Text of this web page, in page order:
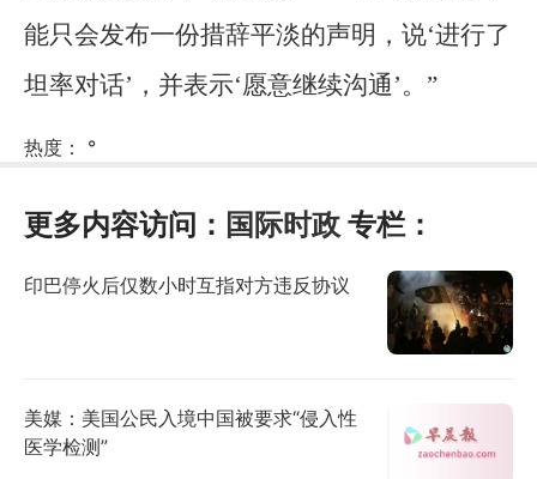
能只会发布一份措辞平淡的声明，说‘进行了
坦率对话’，并表示‘愿意继续沟通’。”
热度： °
更多内容访问： 国际时政 专栏：
印巴停火后仅数小时互指对方违反协议
美媒：美国公民入境中国被要求“侵入性
医学检测”